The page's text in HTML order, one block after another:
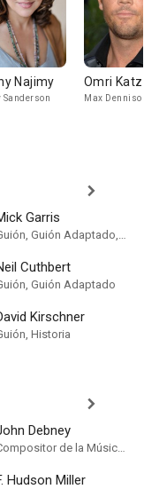
Najimy
Sanderson
Omri Katz
Max
Garris
Guión, Guión Adaptado, Historia
Cuthbert
Guión Adaptado
Kirschner
Historia
Debney
Compositor de la Música Original
Hudson Miller